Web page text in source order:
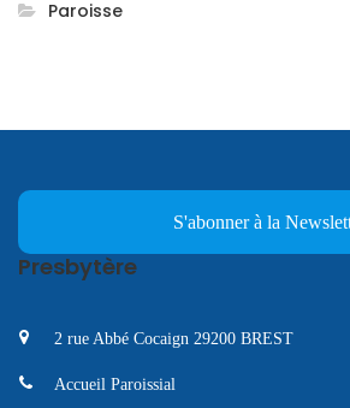
Paroisse
S'abonner à la
Presbytère
2 rue Abbé Cocaign 29200 BREST
Accueil Paroissial